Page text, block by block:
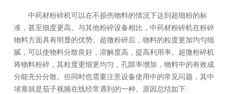
中药材粉碎机可以在不损伤物料的情况下达到超细粉的标
准，甚至细度更高。与其他粉碎设备相比，中药材粉碎机在粉碎
物料方面具有明显的优势。超微粉碎后，物料的粒度更加均匀细
腻，可以使物料分散良好，溶解度高，提高利用率。超微粉碎机
将物料粉碎，其粒度更细更均匀，孔隙率增加，物料中的有效成
分能充分分散。但同时也需要注意设备使用中的常见问题，其中
堵塞就是茄子视频在线经常遇到的一种。原因总结如下: